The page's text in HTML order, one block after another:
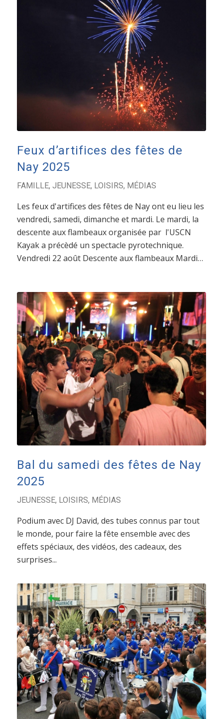
Feux d’artifices des fêtes de
Nay 2025
FAMILLE, JEUNESSE, LOISIRS, MÉDIAS
Les feux d'artifices des fêtes de Nay ont eu lieu les
vendredi, samedi, dimanche et mardi. Le mardi, la
descente aux flambeaux organisée par l'USCN
Kayak a précèdé un spectacle pyrotechnique.
Vendredi 22 août Descente aux flambeaux Mardi…
Bal du samedi des fêtes de Nay
2025
JEUNESSE, LOISIRS, MÉDIAS
Podium avec DJ David, des tubes connus par tout
le monde, pour faire la fête ensemble avec des
effets spéciaux, des vidéos, des cadeaux, des
surprises...